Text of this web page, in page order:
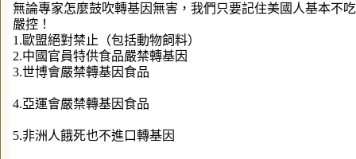
無論專家怎麼鼓吹轉基因無害，我們只要記住美國人基本不
嚴控！
1.歐盟絕對禁止（包括動物飼料）
2.中國官員特供食品嚴禁轉基因
3.世博會嚴禁轉基因食品
4.亞運會嚴禁轉基因食品
5.非洲人餓死也不進口轉基因